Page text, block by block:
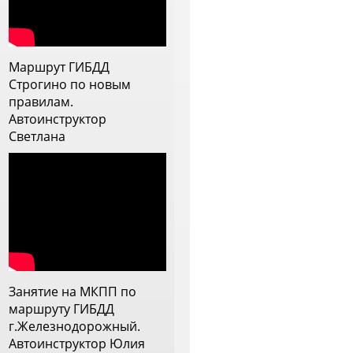
инструктор прям заинтересован
стороны и прорабатывает их.
Теперь меня она напутствовала
на самостоятельное вождение и
я ей очень благодарна
Маршрут ГИБДД
Строгино по новым
правилам.
Автоинструктор
Светлана
Занятие на МКПП по
маршруту ГИБДД
г.Железнодорожный.
Автоинструктор Юлия